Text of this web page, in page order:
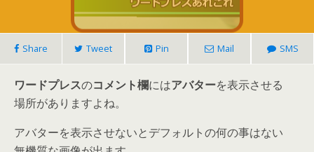
Share Tweet Pin Mail SMS
ワードプレスのコメント欄にはアバターを表示させる
場所がありますよね。
アバターを表示させないとデフォルトの何の事はない